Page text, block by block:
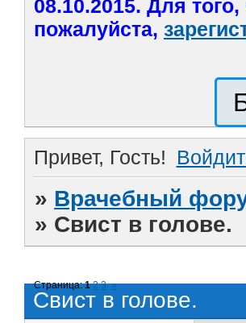
08.10.2015. Для
пожалуйста,
Привет, Гость!
» Врачебный
» Свист в голове.
Свист в голове.
Страница:1 2 3 »